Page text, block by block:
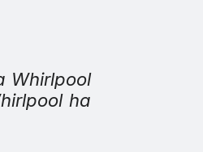
Whirlpool
ha